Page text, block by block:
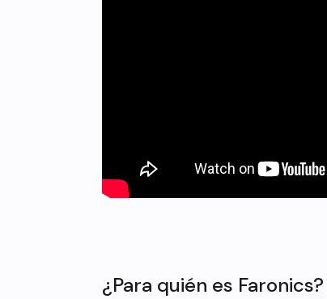
¿Para quién es Faronics?